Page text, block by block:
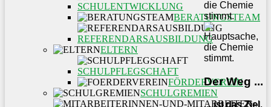
Der Weg ...
... ist das Ziel.
SCHULENTWICKLUNG
BERATUNGSTEAM
REFERENDARSAUSBILDUNG
ELTERN
SCHULPFLEGSCHAFT
FÖRDERVEREIN
SCHULGREMIEN